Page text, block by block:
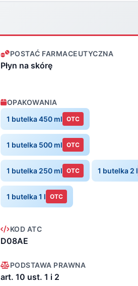
POSTAĆ FARMACEUTYCZNA
Płyn na skórę
OPAKOWANIA
1 butelka 450 ml OTC
1 butelka 500 ml OTC
1 butelka 250 ml OTC 1 butelka 2 l
1 butelka 1 l OTC
KOD ATC
D08AE
PODSTAWA PRAWNA
art. 10 ust. 1 i 2